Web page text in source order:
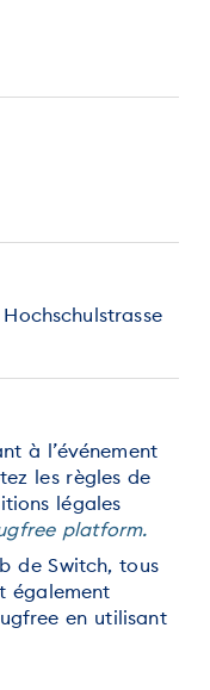
à l’événement
les règles de
légales
platform.
de Switch, tous
également
en utilisant